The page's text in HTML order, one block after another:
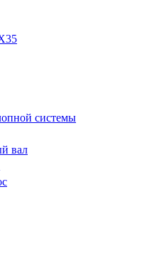
системы
вал